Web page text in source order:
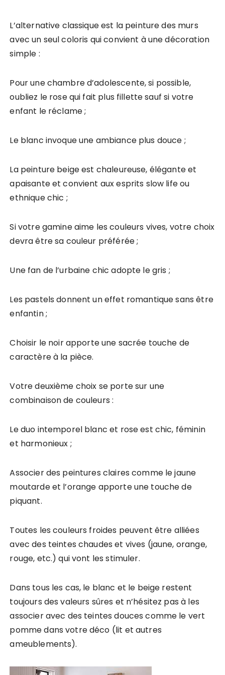
L’alternative classique est la peinture des murs
avec un seulcoloris qui convient à une décoration
simple :
Pour une chambre d’adolescente, si possible,
oubliez le rose qui fait plus fillette sauf si votre
enfant le réclame ;
Le blanc invoque une ambiance plus douce ;
La peinture beige est chaleureuse, élégante et
apaisante etconvient aux esprits slow life ou
ethnique chic ;
Si votre gamine aime les couleurs vives, votre choix
devra être sa couleur préférée ;
Une fan de l’urbaine chic adopte le gris ;
Les pastels donnent un effet romantique sans être
enfantin ;
Choisir le noir apporte une sacrée touche de
caractère à la pièce.
Votre deuxième choix se porte sur une
combinaison de couleurs :
Le duo intemporel blanc et rose est chic, féminin
et harmonieux ;
Associer des peintures claires comme le jaune
moutarde et l’orange apporte une touche de
piquant.
Toutes les couleurs froides peuvent être alliées
avec des teinteschaudes et vives (jaune, orange,
rouge, etc.) qui vont les stimuler.
Dans tous les cas, le blanc et le beige restent
toujours desvaleurs sûres et n’hésitez pas à les
associer avec des teintes douces comme le vert
pomme dans votre déco (lit et autres
ameublements).